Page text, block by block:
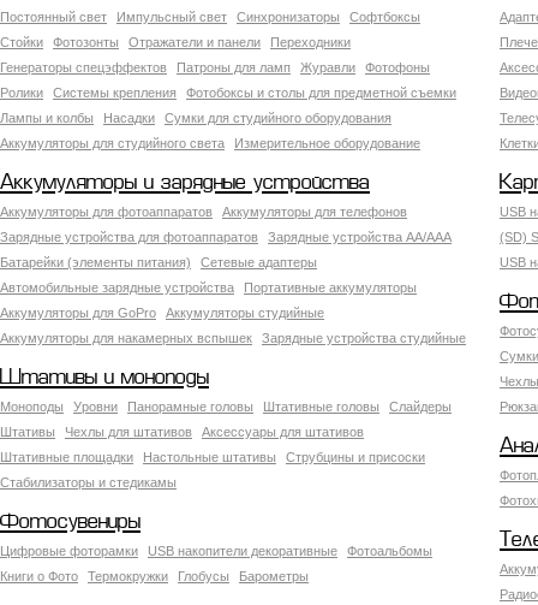
Постоянный свет Импульсный свет Синхронизаторы
Софтбоксы
Стойки
Фотозонты Отражатели и панели
Переходники
Генераторы спецэффектов
Патроны для ламп Журавли
Фотофоны
Ролики
Системы крепления
Фотобоксы и столы для предметной съемки
Лампы и колбы
Насадки
Сумки для студийного оборудования
Аккумуляторы для студийного света
Измерительное оборудование
Аккумуляторы и зарядные устройства
Аккумуляторы для фотоаппаратов
Аккумуляторы для телефонов
Зарядные устройства для фотоаппаратов
Зарядные устройства AA/AAA
Батарейки (элементы питания)
Сетевые адаптеры
Автомобильные зарядные устройства
Портативные аккумуляторы
Аккумуляторы для GoPro
Аккумуляторы студийные
Аккумуляторы для накамерных вспышек
Зарядные устройства студийные
USB
(SD)
USB
Штативы и моноподы
Моноподы Уровни Панорамные головы Штативные головы
Слайдеры
Штативы
Чехлы для штативов
Аксессуары для штативов
Штативные площадки
Настольные штативы
Струбцины и присоски
Стабилизаторы и стедикамы
Фотосувениры
Цифровые фоторамки USB накопители декоративные
Фотоальбомы
Книги о Фото
Термокружки Глобусы Барометры